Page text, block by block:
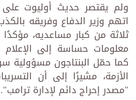
ولم يقتصر حديث أوليوت على
اتهم وزير الدفاع وفريقه
ثلاثة من كبار مساعديه،
معلومات حساسة إلى
كما حمّل البنتاجون مسؤولية
الأزمة، مشيرًا إلى أن
"مصدر إحراج دائم لإدارة ترامب".